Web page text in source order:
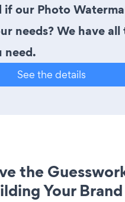
if our Photo
needs? We have all
need.
See the details
the
Your Brand